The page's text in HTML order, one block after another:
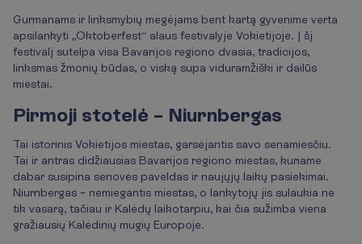
Gurmanams ir linksmybių mėgėjams bent kartą gyvenime verta
apsilankyti „Oktoberfest“ alaus festivalyje Vokietijoje. Į šį
festivalį sutelpa visa Bavarijos regiono dvasia, tradicijos,
linksmas žmonių būdas, o viską supa viduramžiški ir dailūs
miestai.
Pirmoji stotelė – Niurnbergas
Tai istorinis Vokietijos miestas, garsėjantis savo senamiesčiu.
Tai ir antras didžiausias Bavarijos regiono miestas, kuriame
dabar susipina senovės paveldas ir naujųjų laikų pasiekimai.
Niurnbergas – nemiegantis miestas, o lankytojų jis sulaukia ne
tik vasarą, tačiau ir Kalėdų laikotarpiu, kai čia sužimba viena
gražiausių Kalėdinių mugių Europoje.